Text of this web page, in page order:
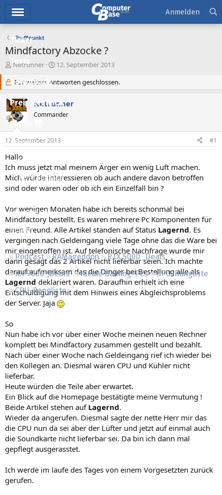
Ticker
Tests
Downloads
Preisvergleich
Forum
Aktuelles
Empfohlene Inhalte
Neue Beiträge
Leserartikel
Regeln
Podcast RAMageddon
RTX 5000 „Deals“
RX 9000 „Deals“
Ideale Gaming-PCs
GPU-Rangliste
CPU-Rangliste
Anmelden
Treffpunkt
Mindfactory Abzocke ?
E
s
t
e
l
l
e
Netrunner
E
s
t
l
l
m
12. September 2013
Für weitere Antworten geschlossen.
Netrunner
Commander
12. September 2013 #1
Hallo
Ich muss jetzt mal meinem Ärger ein wenig Luft machen.
Mich würde interessieren ob auch andere davon betroffen
sind oder waren oder ob ich ein Einzelfall bin ?
Vor wenigen Monaten habe ich bereits schonmal bei
Mindfactory bestellt. Es waren mehrere Pc Komponenten für
einen Freund. Alle Artikel standen auf Status Lagernd. Es
vergingen nach Geldeingang viele Tage ohne das die Ware bei
mir eingetroffen ist. Auf telefonische Nachfrage wurde mir
dann gesagt das 2 Artikel nicht lieferbar seien. Ich machte
darauf aufmerksam das die Dinger bei Bestellung alle als
Lagernd deklariert waren. Daraufhin erhielt ich eine
Entschuldigung mit dem Hinweis eines Abgleichsproblems
der Server. Jaja
So
Nun habe ich vor über einer Woche meinen neuen Rechner
komplett bei Mindfactory zusammen gestellt und bezahlt.
Nach über einer Woche nach Geldeingang rief ich wieder bei
den Kollegen an. Diesmal wären CPU und Kühler nicht
lieferbar.
Heute würden die Teile aber erwartet.
Ein Blick auf die Homepage bestätigte meine Vermutung !
Beide Artikel stehen auf Lagernd.
Wieder da angerufen. Diesmal sagte der nette Herr mir das
die CPU nun da sei aber der Lüfter und jetzt auf einmal auch
die Soundkarte nicht lieferbar sei. Da bin ich dann mal
gepflegt ausgerasstet.
Ich werde im laufe des Tages von einem Vorgesetzten zurück
gerufen.